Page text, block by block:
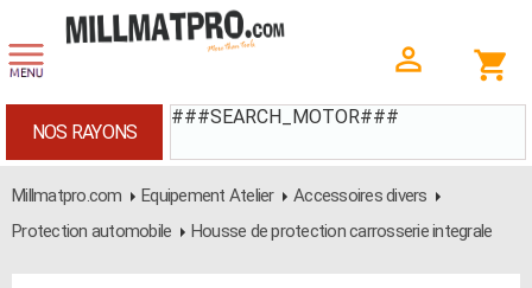
###SEARCH_MOTOR###
NOS RAYONS
Millmatpro.com Equipement Atelier
Accessoires divers
Protection automobile
Housse de protection carrosserie integrale